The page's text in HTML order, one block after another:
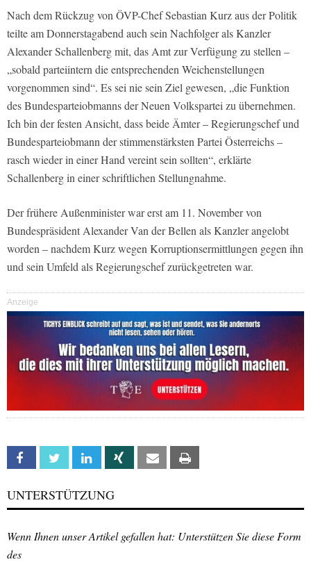
Nach dem Rückzug von ÖVP-Chef Sebastian Kurz aus der Politik
teilte am Donnerstagabend auch sein Nachfolger als Kanzler
Alexander Schallenberg mit, das Amt zur Verfügung zu stellen –
„sobald parteiintern die entsprechenden Weichenstellungen
vorgenommen sind“. Es sei nie sein Ziel gewesen, „die Funktion
des Bundesparteiobmanns der Neuen Volkspartei zu übernehmen.
Ich bin der festen Ansicht, dass beide Ämter – Regierungschef und
Bundesparteiobmann der stimmenstärksten Partei Österreichs –
rasch wieder in einer Hand vereint sein sollten“, erklärte
Schallenberg in einer schriftlichen Stellungnahme.
Der frühere Außenminister war erst am 11. November von
Bundespräsident Alexander Van der Bellen als Kanzler angelobt
worden – nachdem Kurz wegen Korruptionsermittlungen gegen ihn
und sein Umfeld als Regierungschef zurückgetreten war.
Anzeige
Facebook Twitter Linkedin Xing Email
UNTERSTÜTZUNG
Wenn Ihnen unser Artikel gefallen hat: Unterstützen Sie diese Form
des